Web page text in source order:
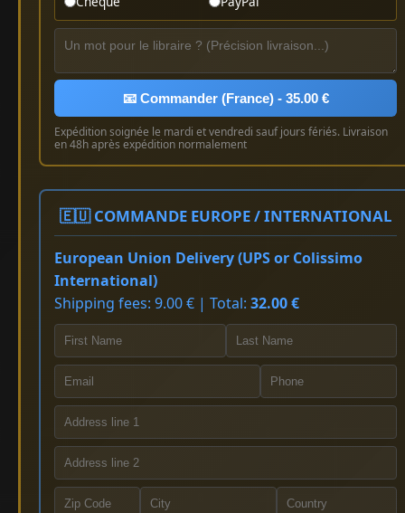
📧 Commander (France) - 35.00 €
Expédition soignée le mardi et vendredi sauf jours fériés. Livraison
en 48h après expédition normalement
🇪🇺 COMMANDE EUROPE / INTERNATIONAL
European Union Delivery (UPS or Colissimo
International)
Shipping fees: 9.00 € | Total: 32.00 €